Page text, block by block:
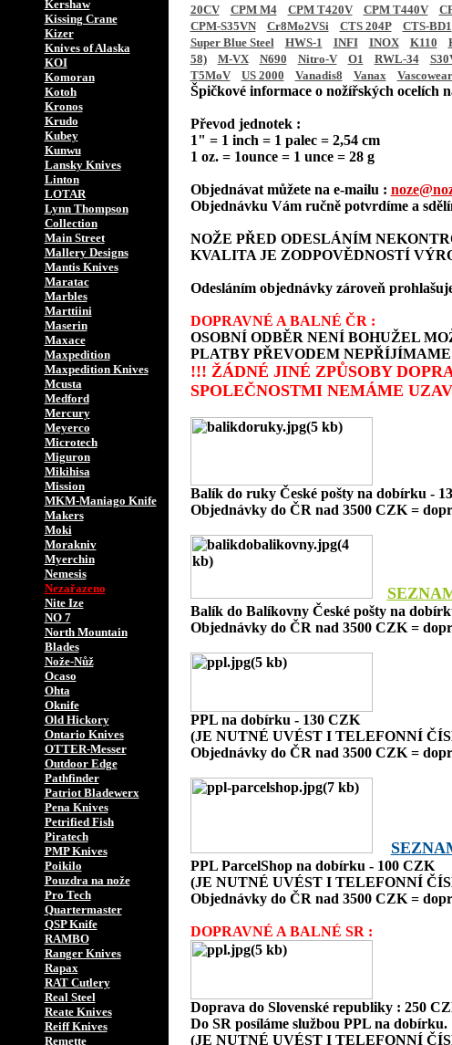
Kershaw
Kissing Crane
Kizer
Knives of Alaska
KOI
Komoran
Kotoh
Kronos
Krudo
Kubey
Kunwu
Lansky Knives
Linton
LOTAR
Lynn Thompson
Collection
Main Street
Mallery Designs
Mantis Knives
Maratac
Marbles
Marttiini
Maserin
Maxace
Maxpedition
Maxpedition Knives
Mcusta
Medford
Mercury
Meyerco
Microtech
Miguron
Mikihisa
Mission
MKM-Maniago Knife
Makers
Moki
Morakniv
Myerchin
Nemesis
Nezařazeno
Nite Ize
NO 7
North Mountain
Blades
Nože-Nůž
Ocaso
Ohta
Oknife
Old Hickory
Ontario Knives
OTTER-Messer
Outdoor Edge
Pathfinder
Patriot Bladewerx
Pena Knives
Petrified Fish
Piratech
PMP Knives
Poikilo
Pouzdra na nože
Pro Tech
Quartermaster
QSP Knife
RAMBO
Ranger Knives
Rapax
RAT Cutlery
Real Steel
Reate Knives
Reiff Knives
Remette
20CV
CPM M4 CPM T420V CPM T440V
CPM-S35VN
Cr8Mo2VSi CTS 204P CTS-BD1
Super Blue Steel
HWS-1 INFI INOX K110
58)
M-VX N690 Nitro-V O1 RWL-34
T5MoV
US 2000 Vanadis8 Vanax Vascowear
Špičkové informace o nožířských ocelích
Převod jednotek :
1" = 1 inch = 1 palec = 2,54 cm
1 oz. = 1ounce = 1 unce = 28 g
Objednávat můžete na e-mailu :
Objednávku Vám ručně potvrdíme a
NOŽE PŘED ODESLÁNÍM
KVALITA JE ZODPOVĚDNOSTÍ
Odesláním objednávky zároveň
DOPRAVNÉ A BALNÉ ČR :
OSOBNÍ ODBĚR NENÍ BOHUŽEL
PLATBY PŘEVODEM
!!! ŽÁDNÉ JINÉ ZPŮSOBY
SPOLEČNOSTMI NEMÁME
Balík do ruky České pošty na dobírku -
Objednávky do ČR nad 3500 CZK =
Balík do Balíkovny České pošty na
Objednávky do ČR nad 3500 CZK =
PPL na dobírku - 130 CZK
(JE NUTNÉ UVÉST I TELEFONNÍ
Objednávky do ČR nad 3500 CZK =
PPL ParcelShop na dobírku - 100 CZK
(JE NUTNÉ UVÉST I TELEFONNÍ
Objednávky do ČR nad 3500 CZK =
DOPRAVNÉ A BALNÉ SR :
Doprava do Slovenské republiky : 250
Do SR posíláme službou PPL na dobírku.
(JE NUTNÉ UVÉST I TELEFONNÍ